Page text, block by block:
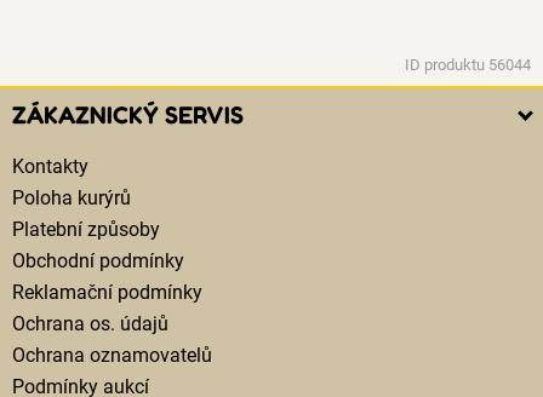
ID produktu 56044
ZÁKAZNICKÝ SERVIS
Kontakty
Poloha kurýrů
Platební způsoby
Obchodní podmínky
Reklamační podmínky
Ochrana os. údajů
Ochrana oznamovatelů
Podmínky aukcí